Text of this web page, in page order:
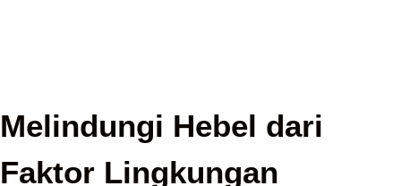
Melindungi Hebel dari
Faktor Lingkungan